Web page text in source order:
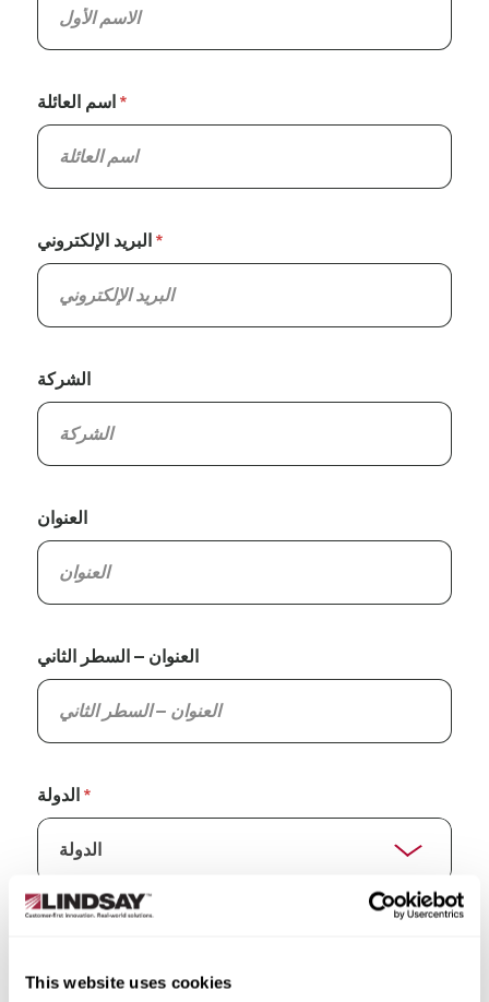
This website uses cookies
اسم العائلة
البريد الإلكتروني
الشركة
العنوان
العنوان – السطر الثاني
الدولة